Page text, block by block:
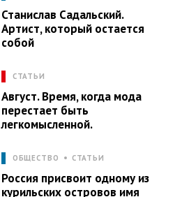
Станислав Садальский.
Артист, который остается
собой
СТАТЬИ
Август. Время, когда мода
перестает быть
легкомысленной.
ОБЩЕСТВО СТАТЬИ
Россия присвоит одному из
курильских островов имя